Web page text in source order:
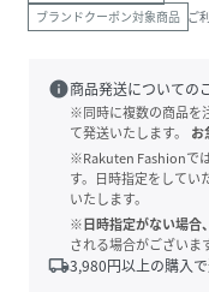
ブランドクーポン対象商品 ご
info商品発送についての
※同時に複数の商品を
て発送いたします。
お
※Rakuten Fashionで
す。日時指定をしてい
いたします。
※日時指定がない場合
される場合がございま
local_shipping3,980円以上の購入